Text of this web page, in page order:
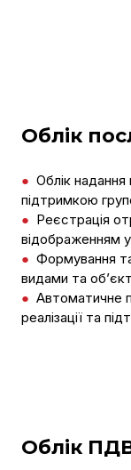
Облік
● Облік надання
підтримкою
● Реєстрація
відображенням
● Формування та
видами та
● Автоматичне
реалізації та
Облік